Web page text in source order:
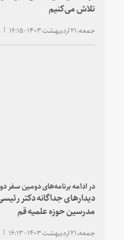
تلاش می‌کنیم
جمعه، ۲۱ اردیبهشت ۱۴۰۳ - ۱۶:۱۵
در ادامه برنامه‌های دومین
دیدارهای جداگانه دکتر
مدرسین حوزه علمیه قم
جمعه، ۲۱ اردیبهشت ۱۴۰۳ - ۱۶:۱۳